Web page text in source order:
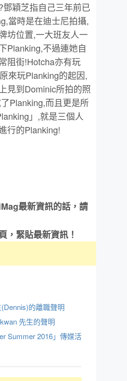
鄧穎芝指自己三年前已
當時是在迪士尼拍攝,
坊位置,一大班友人一
Planking,不過連她自
阻街!Hotcha亦有玩
來玩Planking的起因,
見到Dominic所拍的照
Planking,而且更是所
」,就是三個人
行的Planking!
最新資訊的話，請
，緊貼最新資訊！
的離職聲明
先生的聲明
Summer 2016」傳媒活